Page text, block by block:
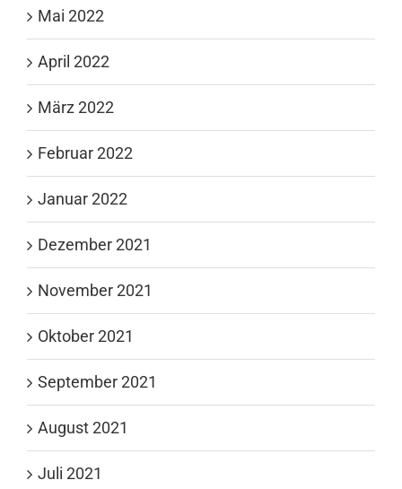
Mai 2022
April 2022
März 2022
Februar 2022
Januar 2022
Dezember 2021
November 2021
Oktober 2021
September 2021
August 2021
Juli 2021